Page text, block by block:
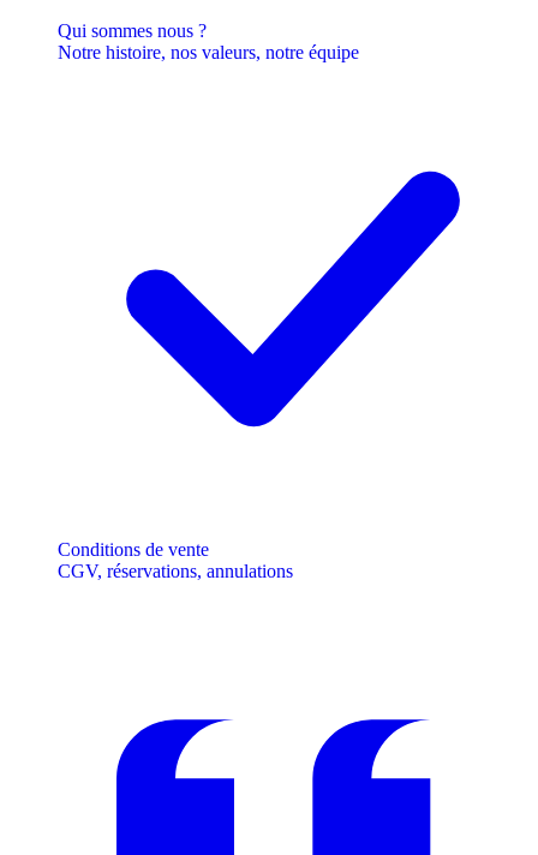
Qui sommes nous ?
Notre histoire, nos valeurs, notre équipe
Conditions de vente
CGV, réservations, annulations